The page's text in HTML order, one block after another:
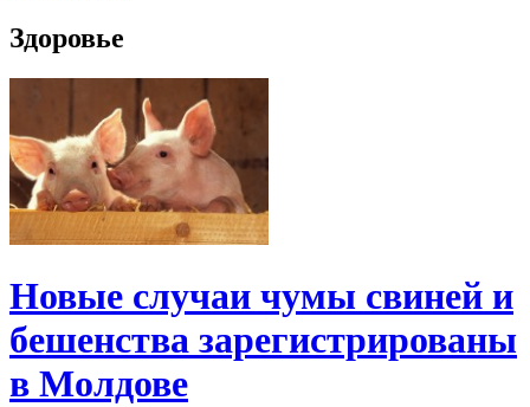
Здоровье
Новые случаи чумы свиней и
бешенства зарегистрированы
в Молдове